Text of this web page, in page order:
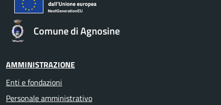
Comune di Agnosine
AMMINISTRAZIONE
Enti e fondazioni
Personale amministrativo